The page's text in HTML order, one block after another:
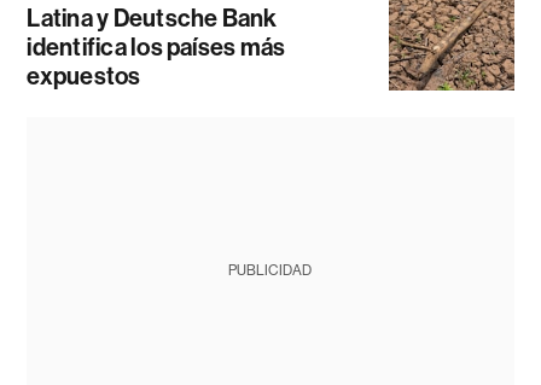
Latina y Deutsche Bank
identifica los países más
expuestos
PUBLICIDAD